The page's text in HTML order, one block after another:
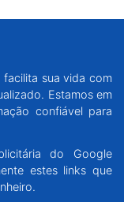
facilita sua vida com
Estamos em
confiável para
do Google
estes links que